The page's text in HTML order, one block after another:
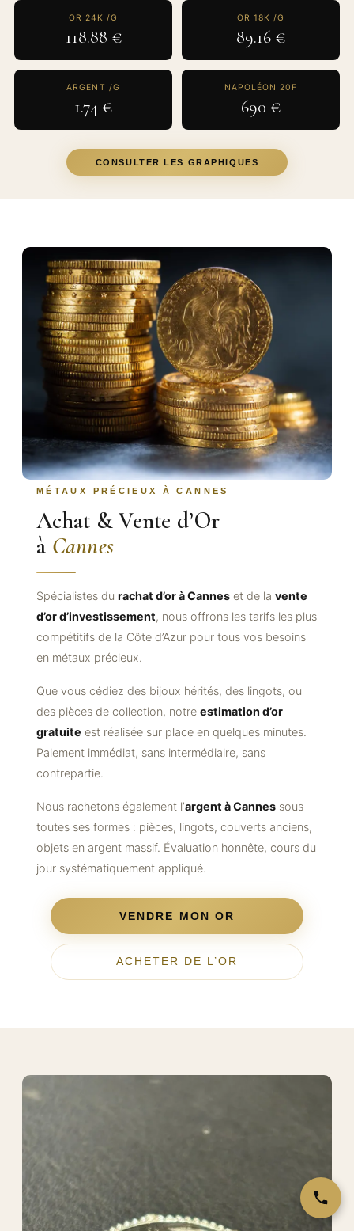
OR 24K /G
118.88 €
OR 18K /G
89.16 €
ARGENT /G
1.74 €
NAPOLÉON 20F
690 €
CONSULTER LES GRAPHIQUES
MÉTAUX PRÉCIEUX À CANNES
Achat & Vente d’Or
à Cannes
Spécialistes du rachat d’or à Cannes et de la vente
d’or d’investissement, nous offrons les tarifs les plus
compétitifs de la Côte d’Azur pour tous vos besoins
en métaux précieux.
Que vous cédiez des bijoux hérités, des lingots, ou
des pièces de collection, notre estimation d’or
gratuite est réalisée sur place en quelques minutes.
Paiement immédiat, sans intermédiaire, sans
contrepartie.
Nous rachetons également l’argent à Cannes sous
toutes ses formes : pièces, lingots, couverts anciens,
objets en argent massif. Évaluation honnête, cours du
jour systématiquement appliqué.
VENDRE MON OR
ACHETER DE L’OR